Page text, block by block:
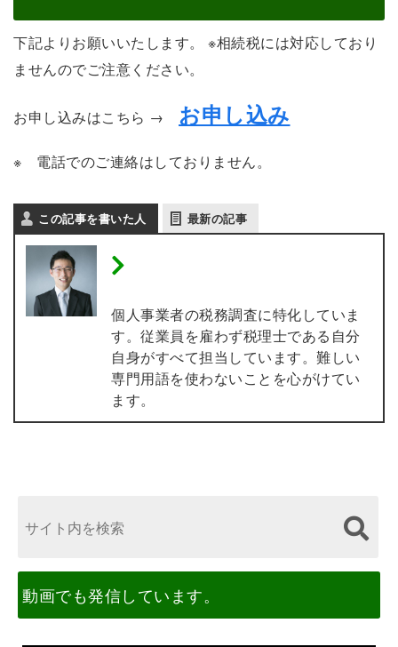
下記よりお願いいたします。 ※相続税には対応しており
ませんのでご注意ください。
お申し込みはこちら → お申し込み
※ 電話でのご連絡はしておりません。
この記事を書いた人 最新の記事
個人事業者の税務調査に特化していま
す。従業員を雇わず税理士である自分
自身がすべて担当しています。難しい
専門用語を使わないことを心がけてい
ます。
動画でも発信しています。